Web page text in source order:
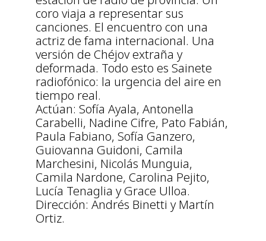
coro viaja a representar sus
canciones. El encuentro con una
actriz de fama internacional. Una
versión de Chéjov extraña y
deformada. Todo esto es Sainete
radiofónico: la urgencia del aire en
tiempo real.
Actúan: Sofía Ayala, Antonella
Carabelli, Nadine Cifre, Pato Fabián,
Paula Fabiano, Sofía Ganzero,
Guiovanna Guidoni, Camila
Marchesini, Nicolás Munguia,
Camila Nardone, Carolina Pejito,
Lucía Tenaglia y Grace Ulloa.
Dirección: Andrés Binetti y Martín
Ortiz.